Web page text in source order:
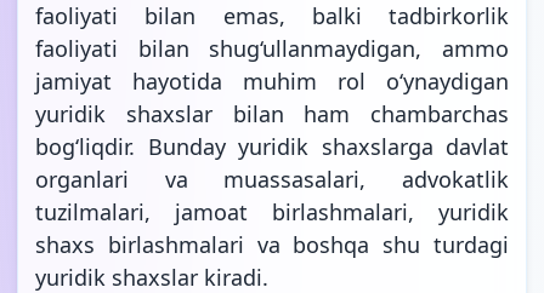
faoliyati bilan emas, balki tadbirkorlik
faoliyati bilan shug‘ullanmaydigan, ammo
jamiyat hayotida muhim rol o‘ynaydigan
yuridik shaxslar bilan ham chambarchas
bog‘liqdir. Bunday yuridik shaxslarga davlat
organlari va muassasalari, advokatlik
tuzilmalari, jamoat birlashmalari, yuridik
shaxs birlashmalari va boshqa shu turdagi
yuridik shaxslar kiradi.